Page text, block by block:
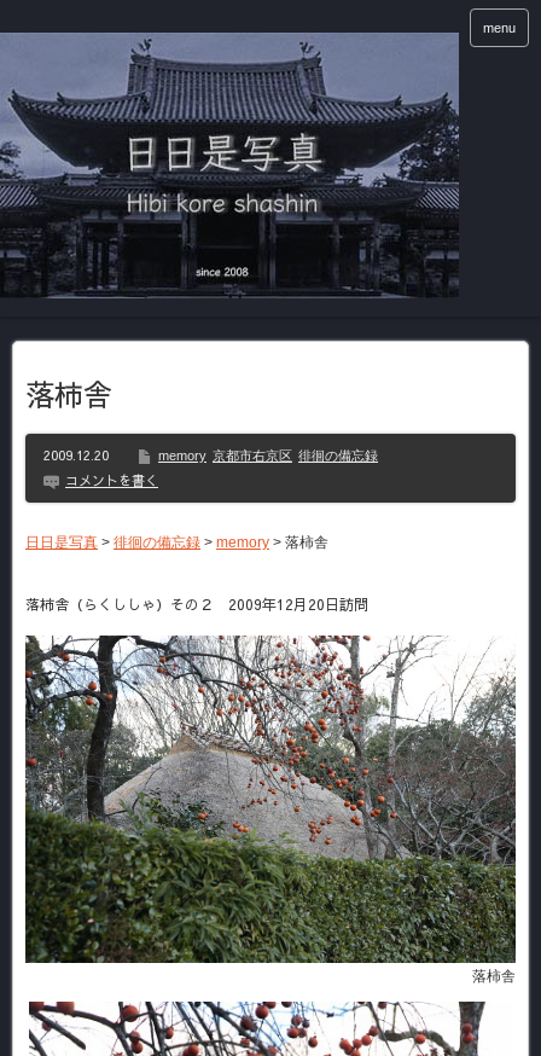
menu
落柿舎
2009.12.20 memory 京都市右京区 徘徊の備忘録
コメントを書く
日日是写真 > 徘徊の備忘録 > memory > 落柿舎
落柿舎（らくししゃ）その２ 2009年12月20日訪問
落柿舎